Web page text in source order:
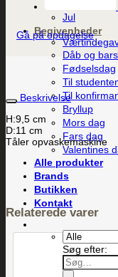
Jul
Begivenheder
Dåb og
Fødselsdag
Til
Til
Bryllup
Mors dag
Fars dag
Valentines
Alle produkter
Brands
Butikken
Kontakt
Søg efter:
Gå på opdagelse
Beskrivelse
H:9,5 cm
D:11 cm
Tåler opvaskemaskine
Relaterede varer